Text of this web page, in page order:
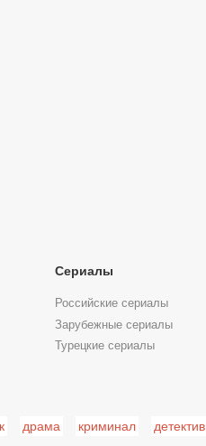
Сериалы
Российские сериалы
Зарубежные сериалы
Турецкие сериалы
драма криминал детектив